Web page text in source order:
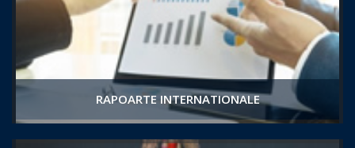
RAPOARTE INTERNATIONALE